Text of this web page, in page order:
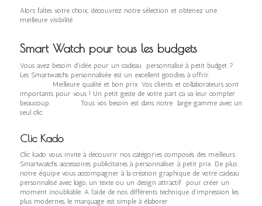
Alors faîtes votre choix, découvrez notre sélection et obtenez une
meilleure visibilité.
Smart Watch pour tous les budgets
Vous avez besoin d’idée pour un cadeau personnalisé à petit budget ?
Les Smartwatchs personnalisée est un excellent goodies à offrir.
Meilleure qualité et bon prix. Vos clients et collaborateurs sont
importants pour vous ! Un petit geste de votre part ça va leur compter
beaucoup. Tous vos besoin est dans notre large gamme avec un
seul clic.
Clic Kado
Clic kado vous invite à découvrir nos catégories composés des meilleurs
Smartwatchs accessoires publicitaires à personnaliser à petit prix. De plus
notre équipe vous accompagner à la création graphique de votre cadeau
personnalisé avec logo, un texte ou un design attractif pour créer un
moment inoubliable. A l’aide de nos différents technique d’impression les
plus modernes, le marquage est simple à élaborer.